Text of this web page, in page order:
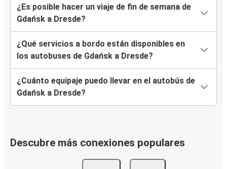
¿Es posible hacer un viaje de fin de semana de
Gdańsk a Dresde?
¿Qué servicios a bordo están disponibles en
los autobuses de Gdańsk a Dresde?
¿Cuánto equipaje puedo llevar en el autobús de
Gdańsk a Dresde?
Descubre más conexiones populares